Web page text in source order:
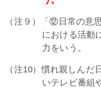
（注９）「⑫日常の意
における活動
力をいう。
（注10）慣れ親しんだ
いテレビ番組